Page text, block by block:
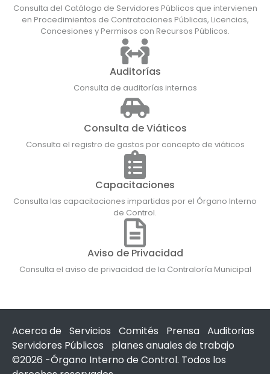
Consulta del Catálogo de Servidores Públicos que intervienen
en Procedimientos de Contrataciones Públicas, Licencias,
Concesiones y Permisos con Recursos Públicos.
Auditorías
Consulta de auditorías internas
Consulta de Viáticos
Consulta el registro de gastos por concepto de viáticos
Capacitaciones
Consulta las capacitaciones impartidas por el Órgano Interno
de Control.
Aviso de Privacidad
Consulta el aviso de privacidad de la Contraloría Municipal
Acerca de Servicios Comités Prensa Auditorias
Servidores Públicos
planes anuales de trabajo
©2026 -Órgano Interno de Control. Todos los